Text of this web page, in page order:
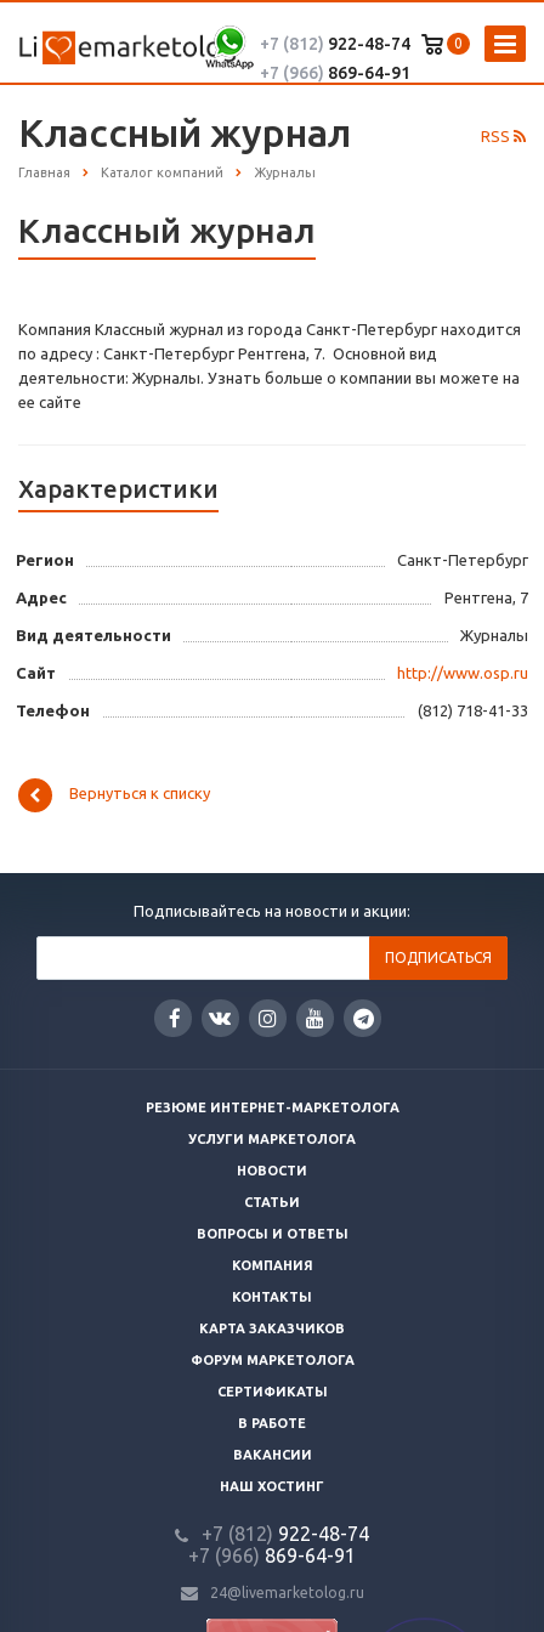
0
+7 (812) 922-48-74
+7 (966) 869-64-91
RSS
Классный журнал
Главная Каталог компаний Журналы
Классный журнал
Компания Классный журнал из города Санкт-Петербург находится
по адресу : Санкт-Петербург Рентгена, 7. Основной вид
деятельности: Журналы. Узнать больше о компании вы можете на
ее сайте
Характеристики
Регион Санкт-Петербург
Адрес Рентгена, 7
Вид деятельности Журналы
Сайт http://www.osp.ru
Телефон (812) 718-41-33
Вернуться к списку
Подписывайтесь на новости и акции:
РЕЗЮМЕ ИНТЕРНЕТ-МАРКЕТОЛОГА
УСЛУГИ МАРКЕТОЛОГА
НОВОСТИ
СТАТЬИ
ВОПРОСЫ И ОТВЕТЫ
КОМПАНИЯ
КОНТАКТЫ
КАРТА ЗАКАЗЧИКОВ
ФОРУМ МАРКЕТОЛОГА
СЕРТИФИКАТЫ
В РАБОТЕ
ВАКАНСИИ
НАШ ХОСТИНГ
+7 (812) 922-48-74
+7 (966) 869-64-91
24@livemarketolog.ru